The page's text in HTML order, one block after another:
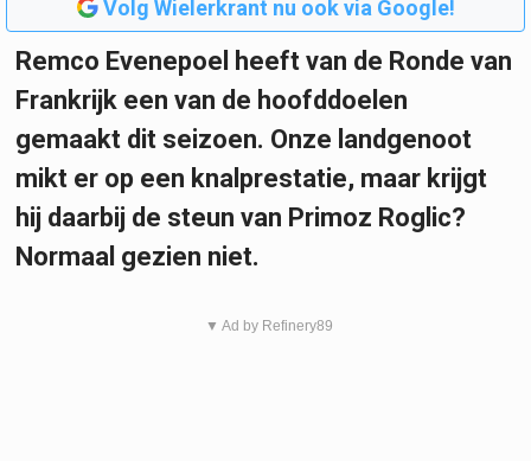
Volg Wielerkrant nu ook via Google!
Remco Evenepoel heeft van de Ronde van
Frankrijk een van de hoofddoelen
gemaakt dit seizoen. Onze landgenoot
mikt er op een knalprestatie, maar krijgt
hij daarbij de steun van Primoz Roglic?
Normaal gezien niet.
▼ Ad by Refinery89